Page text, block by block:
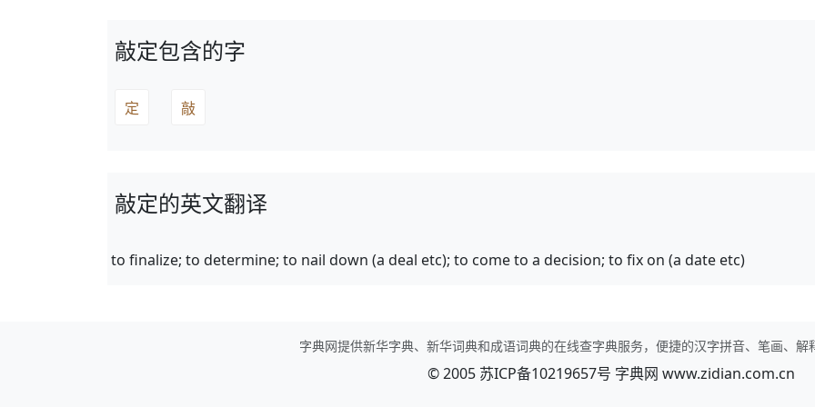
敲定包含的字
定 敲
敲定的英文翻译
to finalize; to determine; to nail down (a deal etc); to come to a decision; to fix on (a date etc)
字典网提供新华字典、新华词典和成语词典的在线查字典服务，便捷的汉字拼音、笔画、解
© 2005 苏ICP备10219657号 字典网 www.zidian.com.cn